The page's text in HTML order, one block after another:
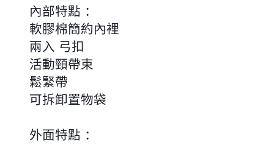
內部特點 ：
軟膠棉簡約內裡
兩入 弓扣
活動頸帶束
鬆緊帶
可拆卸置物袋
外面特點 ：